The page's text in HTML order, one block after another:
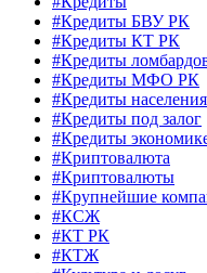
#Кредиты БВУ РК
#Кредиты КТ РК
#Кредиты
#Кредиты МФО РК
#Кредиты населения
#Кредиты под залог
#Кредиты
#Криптовалюта
#Криптовалюты
#Крупнейшие
#КСЖ
#КТ РК
#КТЖ